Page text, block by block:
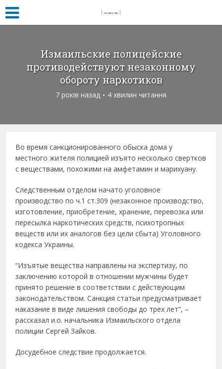
Измаильские полицейские
противодействуют незаконному
обороту наркотиков
7 років назад 4 хвилин читання
Во время санкционированного обыска дома у
местного жителя полицией изъято несколько свертков
с веществами, похожими на амфетамин и марихуану.
Следственным отделом начато уголовное
производство по ч.1 ст.309 (незаконное производство,
изготовление, приобретение, хранение, перевозка или
пересылка наркотических средств, психотропных
веществ или их аналогов без цели сбыта) Уголовного
кодекса Украины.
“Изъятые вещества направлены на экспертизу, по
заключению которой в отношении мужчины будет
принято решение в соответствии с действующим
законодательством. Санкция статьи предусматривает
наказание в виде лишения свободы до трех лет”, –
рассказал и.о. начальника Измаильского отдела
полиции Сергей Зайков.
Досудебное следствие продолжается.